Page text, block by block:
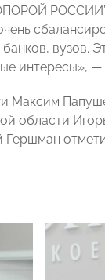
вузов.
интересы»,
Максим
области
Гершман